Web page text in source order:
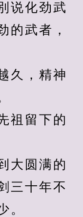
说化劲武
的武者，
，精神
留下的
圆满的
三十年不
。